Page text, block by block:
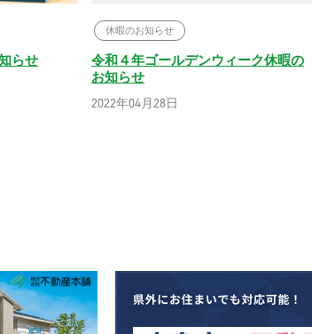
らせ
休暇のお知らせ
令和４年ゴールデンウィーク休暇の
お知らせ
2022年04月28日